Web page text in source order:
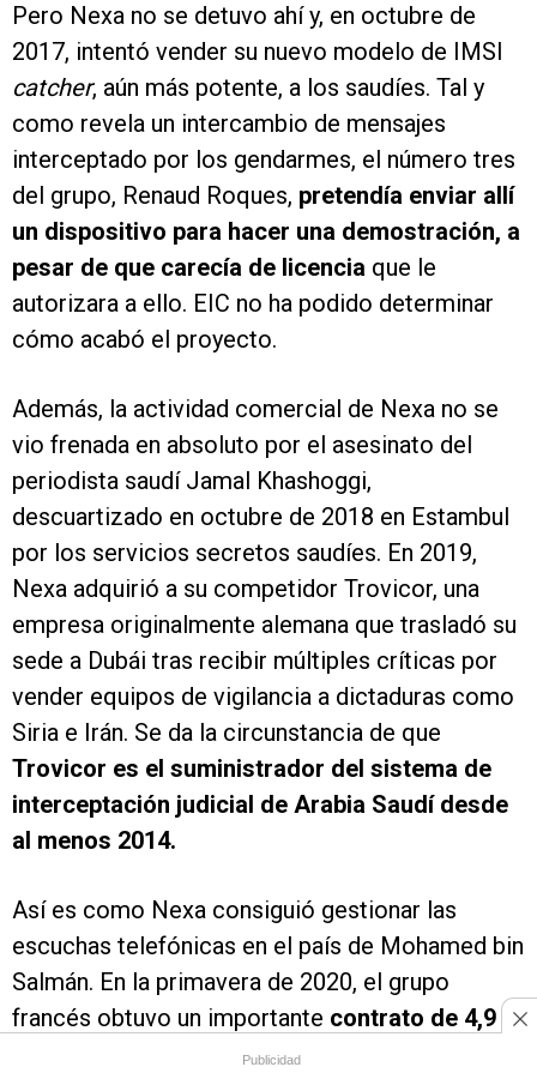
Pero Nexa no se detuvo ahí y, en octubre de
2017, intentó vender su nuevo modelo de IMSI
catcher, aún más potente, a los saudíes. Tal y
como revela un intercambio de mensajes
interceptado por los gendarmes, el número tres
del grupo, Renaud Roques, pretendía enviar allí
un dispositivo para hacer una demostración, a
pesar de que carecía de licencia que le
autorizara a ello. EIC no ha podido determinar
cómo acabó el proyecto.
Además, la actividad comercial de Nexa no se
vio frenada en absoluto por el asesinato del
periodista saudí Jamal Khashoggi,
descuartizado en octubre de 2018 en Estambul
por los servicios secretos saudíes. En 2019,
Nexa adquirió a su competidor Trovicor, una
empresa originalmente alemana que trasladó su
sede a Dubái tras recibir múltiples críticas por
vender equipos de vigilancia a dictaduras como
Siria e Irán. Se da la circunstancia de que
Trovicor es el suministrador del sistema de
interceptación judicial de Arabia Saudí desde
al menos 2014.
Así es como Nexa consiguió gestionar las
escuchas telefónicas en el país de Mohamed bin
Salmán. En la primavera de 2020, el grupo
francés obtuvo un importante contrato de 4,9
millones de euros para mantener y modernizar
Publicidad